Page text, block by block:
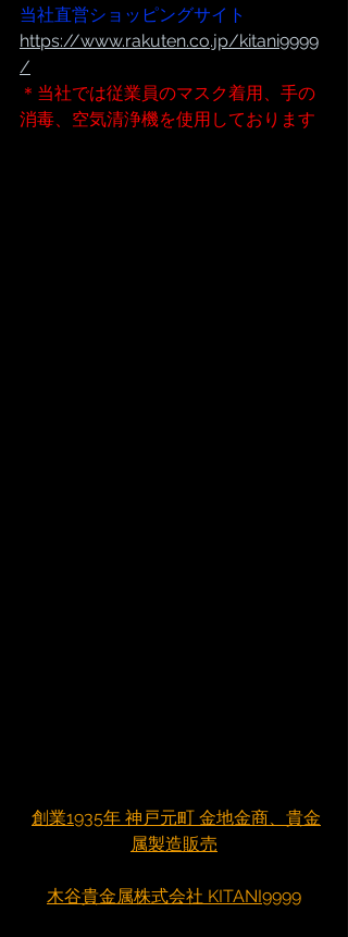
当社直営ショッピングサイト
https://www.rakuten.co.jp/kitani9999
/
＊当社では従業員のマスク着用、手の
消毒、空気清浄機を使用しております
創業1935年 神戸元町 金地金商、貴金
属製造販売
木谷貴金属株式会社 KITANI9999